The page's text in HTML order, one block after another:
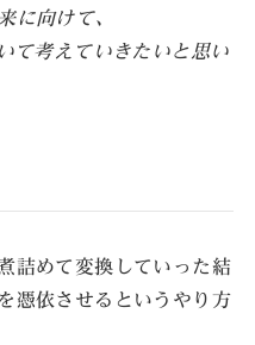
に向けて、
て考えていきたいと思い
詰めて変換していった結
憑依させるというやり方